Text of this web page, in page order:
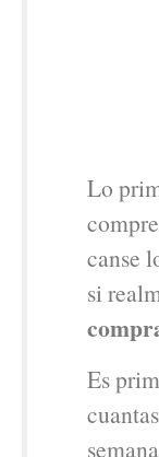
Lo
canse
si
Es